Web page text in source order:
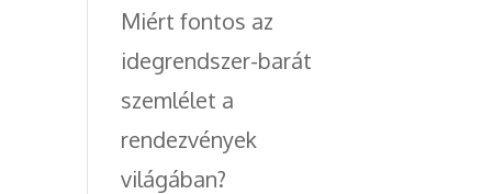
Miért fontos az
idegrendszer-barát
szemlélet a
rendezvények
világában?